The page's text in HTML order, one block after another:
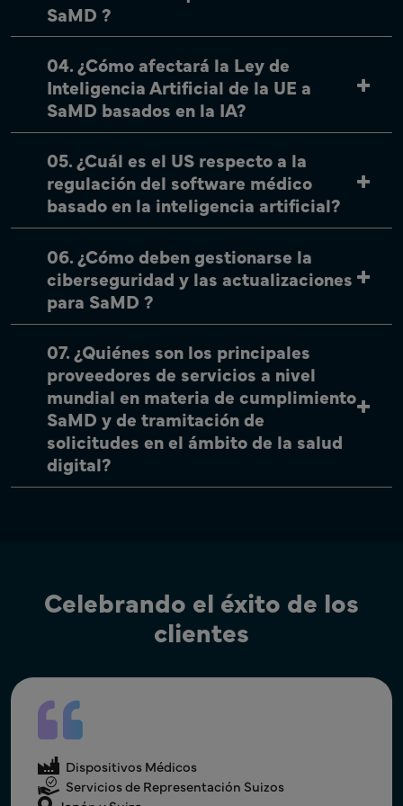
SaMD ?
04. ¿Cómo afectará la Ley de
Inteligencia Artificial de la UE a
SaMD basados en la IA?
05. ¿Cuál es el US respecto a la
regulación del software médico
basado en la inteligencia artificial?
06. ¿Cómo deben gestionarse la
ciberseguridad y las actualizaciones
para SaMD ?
07. ¿Quiénes son los principales
proveedores de servicios a nivel
mundial en materia de cumplimiento
SaMD y de tramitación de
solicitudes en el ámbito de la salud
digital?
Celebrando el éxito de los
clientes
Dispositivos Médicos
Reino Unido
Dispositivos Médicos
Registro y soporte de LR
Global
Dispositivos Médicos
Servicios de Representación Suizos